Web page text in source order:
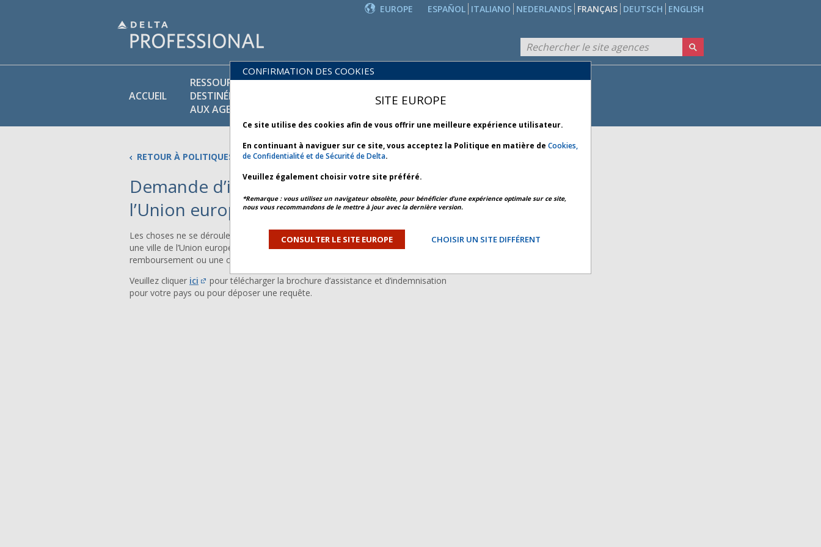
ENGLISH
DEUTSCH
FRANÇAIS
NEDERLANDS
ITALIANO
ESPAÑOL
EUROPE
ACCUEIL
RESSOURCES
DESTINÉES
AUX AGENTS
PRODUITS
ET
RETOUR À POLITIQUES COMMERCIALES
Demande d’indemnisation au départ de
l’Union européenne (UE)
Les choses ne se déroulent pas toujours comme prévu. Si vos clients prévoient de quitter
une ville de l’Union européenne et que leur vol est perturbé, ils pourraient avoir droit à un
remboursement ou une compensation pour couvrir les frais supplémentaires encourus.
Veuillez cliquer ici
pour télécharger la brochure d’assistance et d’indemnisation
pour votre pays ou pour déposer une requête.
CONFIRMATION DES COOKIES
SITE EUROPE
Ce site utilise des cookies afin de vous offrir une meilleure expérience utilisateur.
En continuant à naviguer sur ce site, vous acceptez la Politique en matière de Cookies,
de Confidentialité et de Sécurité de Delta.
Veuillez également choisir votre site préféré.
*Remarque : vous utilisez un navigateur obsolète, pour bénéficier d’une expérience optimale sur ce site,
nous vous recommandons de le mettre à jour avec la dernière version.
CONSULTER LE SITE EUROPE CHOISIR UN SITE DIFFÉRENT